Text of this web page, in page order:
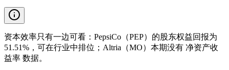
资本效率只有一边可看：PepsiCo（PEP）的股东权益回报为
51.51%，可在行业中排位；Altria（MO）本期没有 净资产收
益率 数据。